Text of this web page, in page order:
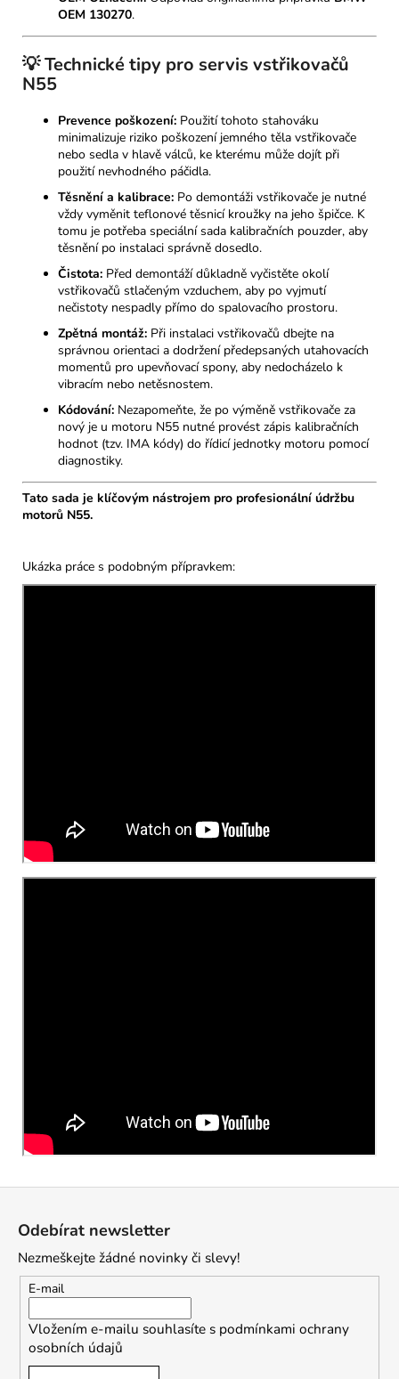
OEM 130270.
💡 Technické tipy pro servis vstřikovačů
N55
Prevence poškození: Použití tohoto stahováku
minimalizuje riziko poškození jemného těla vstřikovače
nebo sedla v hlavě válců, ke kterému může dojít při
použití nevhodného páčidla.
Těsnění a kalibrace: Po demontáži vstřikovače je nutné
vždy vyměnit teflonové těsnicí kroužky na jeho špičce. K
tomu je potřeba speciální sada kalibračních pouzder, aby
těsnění po instalaci správně dosedlo.
Čistota: Před demontáží důkladně vyčistěte okolí
vstřikovačů stlačeným vzduchem, aby po vyjmutí
nečistoty nespadly přímo do spalovacího prostoru.
Zpětná montáž: Při instalaci vstřikovačů dbejte na
správnou orientaci a dodržení předepsaných utahovacích
momentů pro upevňovací spony, aby nedocházelo k
vibracím nebo netěsnostem.
Kódování: Nezapomeňte, že po výměně vstřikovače za
nový je u motoru N55 nutné provést zápis kalibračních
hodnot (tzv. IMA kódy) do řídicí jednotky motoru pomocí
diagnostiky.
Tato sada je klíčovým nástrojem pro profesionální údržbu
motorů N55.
Ukázka práce s podobným přípravkem:
Odebírat newsletter
Nezmeškejte žádné novinky či slevy!
E-mail
Vložením e-mailu souhlasíte s podmínkami ochrany
osobních údajů